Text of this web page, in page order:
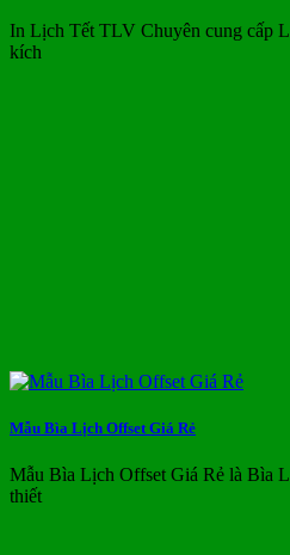
In Lịch Tết TLV Chuyên cung cấp
kích
Mẫu Bìa Lịch Offset Giá Rẻ
Mẫu Bìa Lịch Offset Giá Rẻ là Bìa
thiết